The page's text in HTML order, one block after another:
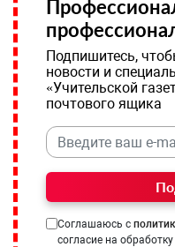
Подпишитесь,
новости и
«Учительской
почтового ящика
Соглашаюсь с
согласие на